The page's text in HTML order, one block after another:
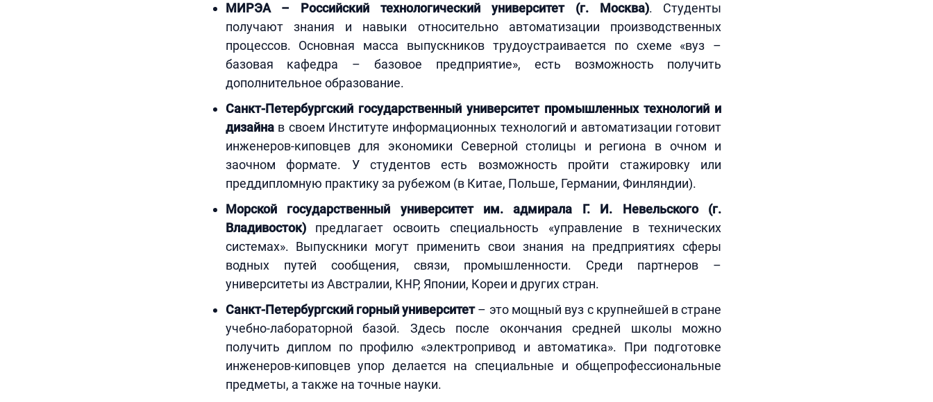
МИРЭА – Российский технологический университет (г. Москва). Студенты
получают знания и навыки относительно автоматизации производственных
процессов. Основная масса выпускников трудоустраивается по схеме «вуз –
базовая кафедра – базовое предприятие», есть возможность получить
дополнительное образование.
Санкт-Петербургский государственный университет промышленных технологий и
дизайнав своем Институте информационных технологий и автоматизации готовит
инженеров-киповцев для экономики Северной столицы и региона в очном и
заочном формате. У студентов есть возможность пройти стажировку или
преддипломную практику за рубежом (в Китае, Польше, Германии, Финляндии).
Морской государственный университет им. адмирала Г. И. Невельского (г.
Владивосток) предлагает освоить специальность «управление в технических
системах». Выпускники могут применить свои знания на предприятиях сферы
водных путей сообщения, связи, промышленности. Среди партнеров –
университеты из Австралии, КНР, Японии, Кореи и других стран.
Санкт-Петербургский горный университет– это мощный вуз с крупнейшей в стране
учебно-лабораторной базой. Здесь после окончания средней школы можно
получить диплом по профилю «электропривод и автоматика». При подготовке
инженеров-киповцев упор делается на специальные и общепрофессиональные
предметы, а также на точные науки.